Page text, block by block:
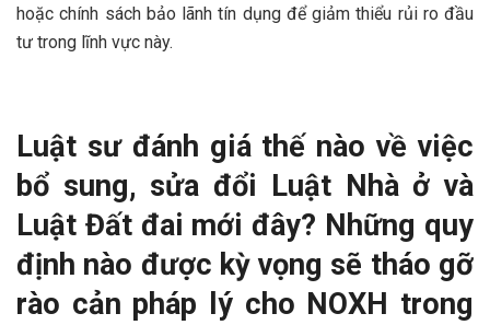
hoặc chính sách bảo lãnh tín dụng để giảm thiểu rủi ro đầu
tư trong lĩnh vực này.
Luật sưđánh giá thế nào về việc
bổ sung, sửa đổi Luật Nhà ở và
Luật Đất đai mới đây? Những quy
định nào được kỳ vọng sẽ tháo gỡ
rào cản pháp lý cho NOXH trong